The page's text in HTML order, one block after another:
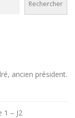
Rechercher
ancien président.
1 – J2